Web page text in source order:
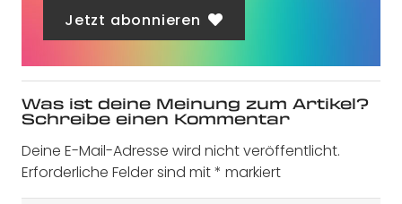
Jetzt abonnieren
Was ist deine Meinung zum Artikel?
Schreibe einen Kommentar
Deine E-Mail-Adresse wird nicht veröffentlicht.
Erforderliche Felder sind mit* markiert